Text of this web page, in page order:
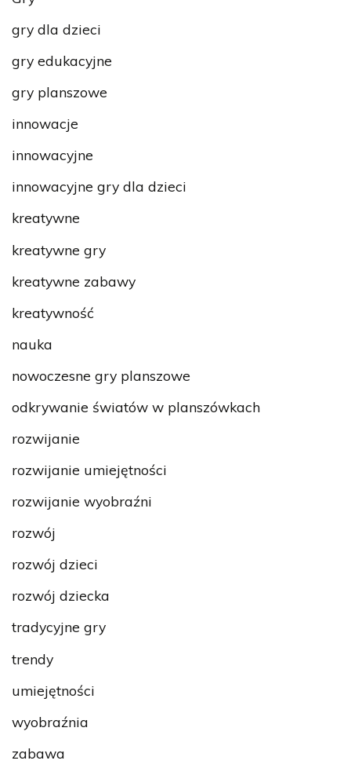
gry dla dzieci
gry edukacyjne
gry planszowe
innowacje
innowacyjne
innowacyjne gry dla dzieci
kreatywne
kreatywne gry
kreatywne zabawy
kreatywność
nauka
nowoczesne gry planszowe
odkrywanie światów w planszówkach
rozwijanie
rozwijanie umiejętności
rozwijanie wyobraźni
rozwój
rozwój dzieci
rozwój dziecka
tradycyjne gry
trendy
umiejętności
wyobraźnia
zabawa